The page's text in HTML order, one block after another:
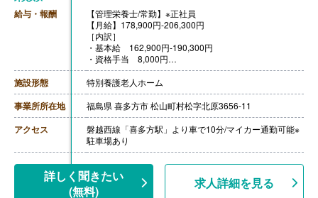
給与・報酬
【管理栄養士/常勤】※正社員
【月給】178,900円-206,300円
［内訳］
・基本給 162,900円-190,300円
・資格手当 8,000円
・処遇改善手当 8,000円
［その他手当］
・早番手当 1,800円/回
・配偶者手当 10,500円（子1人）3,500円 ※配偶者な
し（子1人）4,500円
・精皆勤手当 6,000円
・期末手当 令和6年3月実績あり
【賞与】年2回（計3.40ヶ月分）※前年度実績
【昇給】あり（1月あたり1,000円-3,000円）※前年度実
績
【退職金】あり※勤続1年以上
施設形態 特別養護老人ホーム
事業所所在地 福島県 喜多方市 松山町村松字北原3656-11
アクセス
磐越西線「喜多方駅」より車で10分/マイカー通勤可能※
駐車場あり
詳しく聞きたい
(無料)
求人詳細を見る